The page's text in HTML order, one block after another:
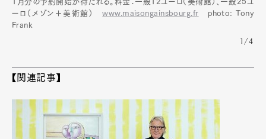
ーロ（メゾン＋美術館）www.maisongainsbourg.fr photo: Tony
Frank
1/4
【関連記事】